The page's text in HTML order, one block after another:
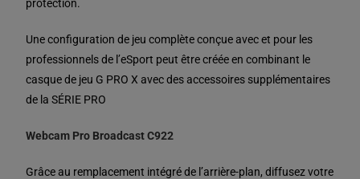
protection.
Une configuration de jeu complète conçue avec et pour les
professionnels de l’eSport peut être créée en combinant le
casque de jeu G PRO X avec des accessoires supplémentaires
de la SÉRIE PRO
Webcam Pro Broadcast C922
Grâce au remplacement intégré de l’arrière-plan, diffusez votre